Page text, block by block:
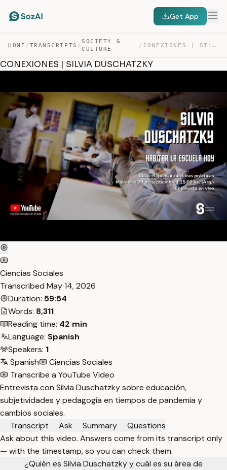
Get App
HOME / TRANSCRIPTS /
SOCIETY &
CULTURE
/ CONEXIONES | SILVIA DUSCHATZKY — TRANSCRIPT
CONEXIONES | SILVIA DUSCHATZKY
Ciencias Sociales
Transcribed May 14, 2026
Duration: 59:54
Words: 8,311
Reading time: 42 min
Language: Spanish
Speakers: 1
Spanish
Ciencias Sociales
Transcribe a YouTube Video
Entrevista con Silvia Duschatzky sobre educación,
subjetividades y pedagogía en tiempos de pandemia y
cambios sociales.
Transcript
Ask Summary
Questions
Ask about this video. Answers come from its transcript only
— with the timestamp, so you can check them.
¿Quién es Silvia Duschatzky y cuál es su área de